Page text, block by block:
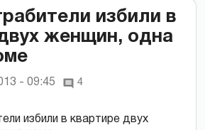
избили в
женщин, одна
- 09:45 4